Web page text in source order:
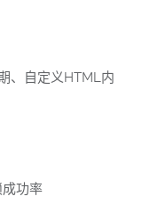
、自定义HTML内
功率